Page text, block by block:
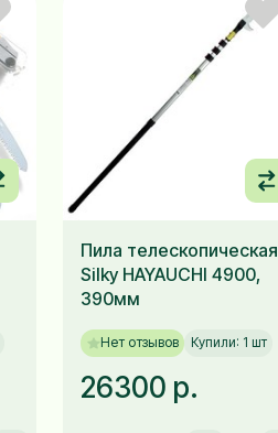
Пила телескопическая
Silky HAYAUCHI 4900,
390мм
Нет отзывов Купили: 1 шт
26300 р.